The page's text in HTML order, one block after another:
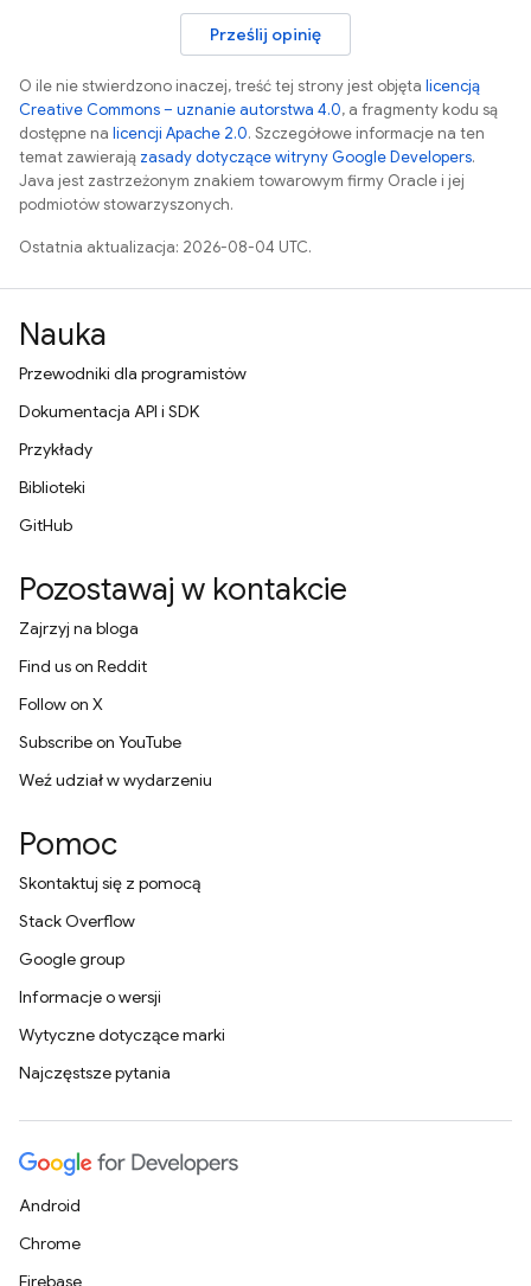
Prześlij opinię
O ile nie stwierdzono inaczej, treść tej strony jest objęta licencją
Creative Commons – uznanie autorstwa 4.0, a fragmenty kodu są
dostępne na licencji Apache 2.0. Szczegółowe informacje na ten
temat zawierają zasady dotyczące witryny Google Developers.
Java jest zastrzeżonym znakiem towarowym firmy Oracle i jej
podmiotów stowarzyszonych.
Ostatnia aktualizacja: 2026-08-04 UTC.
Nauka
Przewodniki dla programistów
Dokumentacja API i SDK
Przykłady
Biblioteki
GitHub
Pozostawaj w kontakcie
Zajrzyj na bloga
Find us on Reddit
Follow on X
Subscribe on YouTube
Weź udział w wydarzeniu
Pomoc
Skontaktuj się z pomocą
Stack Overflow
Google group
Informacje o wersji
Wytyczne dotyczące marki
Najczęstsze pytania
Android
Chrome
Firebase